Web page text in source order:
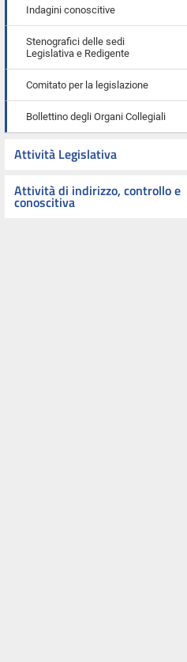
Indagini conoscitive
Stenografici delle sedi
Legislativa e Redigente
Comitato per la legislazione
Bollettino degli Organi Collegiali
Attività Legislativa
Attività di indirizzo, controllo e
conoscitiva